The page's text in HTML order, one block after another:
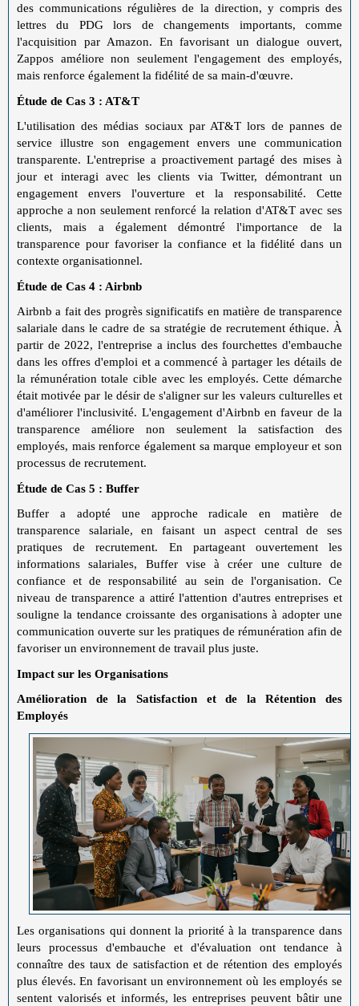
des communications régulières de la direction, y compris des
lettres du PDG lors de changements importants, comme
l'acquisition par Amazon. En favorisant un dialogue ouvert,
Zappos améliore non seulement l'engagement des employés,
mais renforce également la fidélité de sa main-d'œuvre.
Étude de Cas 3 : AT&T
L'utilisation des médias sociaux par AT&T lors de pannes de
service illustre son engagement envers une communication
transparente. L'entreprise a proactivement partagé des mises à
jour et interagi avec les clients via Twitter, démontrant un
engagement envers l'ouverture et la responsabilité. Cette
approche a non seulement renforcé la relation d'AT&T avec ses
clients, mais a également démontré l'importance de la
transparence pour favoriser la confiance et la fidélité dans un
contexte organisationnel.
Étude de Cas 4 : Airbnb
Airbnb a fait des progrès significatifs en matière de transparence
salariale dans le cadre de sa stratégie de recrutement éthique. À
partir de 2022, l'entreprise a inclus des fourchettes d'embauche
dans les offres d'emploi et a commencé à partager les détails de
la rémunération totale cible avec les employés. Cette démarche
était motivée par le désir de s'aligner sur les valeurs culturelles et
d'améliorer l'inclusivité. L'engagement d'Airbnb en faveur de la
transparence améliore non seulement la satisfaction des
employés, mais renforce également sa marque employeur et son
processus de recrutement.
Étude de Cas 5 : Buffer
Buffer a adopté une approche radicale en matière de
transparence salariale, en faisant un aspect central de ses
pratiques de recrutement. En partageant ouvertement les
informations salariales, Buffer vise à créer une culture de
confiance et de responsabilité au sein de l'organisation. Ce
niveau de transparence a attiré l'attention d'autres entreprises et
souligne la tendance croissante des organisations à adopter une
communication ouverte sur les pratiques de rémunération afin de
favoriser un environnement de travail plus juste.
Impact sur les Organisations
Amélioration de la Satisfaction et de la Rétention des
Employés
Les organisations qui donnent la priorité à la transparence dans
leurs processus d'embauche et d'évaluation ont tendance à
connaître des taux de satisfaction et de rétention des employés
plus élevés. En favorisant un environnement où les employés se
sentent valorisés et informés, les entreprises peuvent bâtir une